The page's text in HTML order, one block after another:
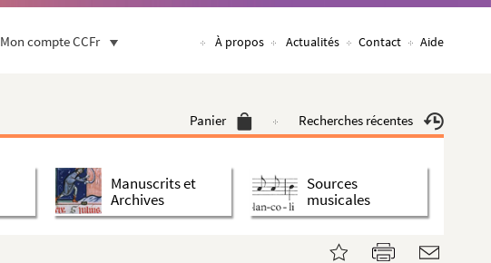
Mon compte CCFr À propos Actualités Contact Aide
Panier Recherches récentes
Manuscrits et
Archives
Sources
musicales